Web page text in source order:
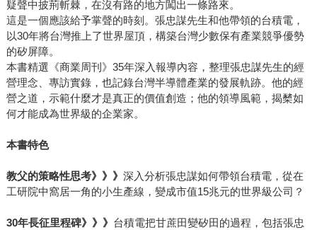
疑聲中披荊斬棘，在沒有路的地方闖出一條路來。
這是一個應該給予掌聲的時刻。張忠謀先生和他帶領的台積電，
以30年將台灣推上了世界屋頂，構築台灣少數保有產業競爭優勢
的矽屏障。
本書精選《商業周刊》35年深入報導內容，整理張忠謀先生的經
營理念、專訪實錄，也記錄台灣半導體產業的發展軌跡。他的經
營之道，示範什麼才是真正的價值創造；他的領導風範，揭櫫如
何才能成為世界級的企業家。
本書特色
教父的策略性思考》》》 深入分析張忠謀如何帶領台積電，從在
工研院中窩居一角的小生產線，變成市值15兆元的世界級公司？
30年長征里程碑》》》 台積電把甘蔗田變矽田的過程，包括張忠